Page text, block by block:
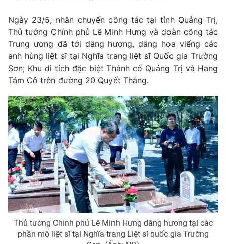
Câu chuyện quốc tế
Tài chính
Thị trường
Góc doanh nghiệp
Dữ liệu và đời sống
Truyền hình
Phim VTV
Hậu trường
Nhân vật
Khán giả
Giải sao mai
Điện ảnh
Âm nhạc
Sao
Đời sống
Du lịch
Làm đẹp
Chất lượng cuộc sống
Giáo dục
Tuyển sinh
Học trực tuyến
Công nghệ
Hitech Công nghệ tương lai
Sản phẩm
Thị trường
Giao lưu trực tuyến
Lịch phát sóng
Ngày 23/5, nhân chuyến công tác tại tỉnh Quảng Trị,
Thủ tướng Chính phủ Lê Minh Hưng và đoàn công tác
Trung ương đã tới dâng hương, dâng hoa viếng các
anh hùng liệt sĩ tại Nghĩa trang liệt sĩ Quốc gia Trường
Sơn; Khu di tích đặc biệt Thành cổ Quảng Trị và Hang
Tám Cô trên đường 20 Quyết Thắng.
Thủ tướng Chính phủ Lê Minh Hưng dâng hương tại các
phần mộ liệt sĩ tại Nghĩa trang Liệt sĩ quốc gia Trường